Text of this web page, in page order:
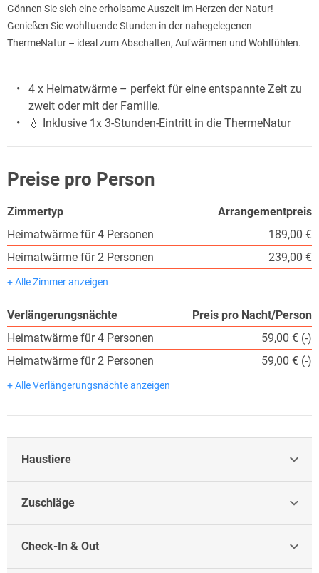
Gönnen Sie sich eine erholsame Auszeit im Herzen der Natur!
Genießen Sie wohltuende Stunden in der nahegelegenen
ThermeNatur – ideal zum Abschalten, Aufwärmen und Wohlfühlen.
4 x Heimatwärme – perfekt für eine entspannte Zeit zu
zweit oder mit der Familie.
💧 Inklusive 1x 3-Stunden-Eintritt in die ThermeNatur
Preise pro Person
Zimmertyp
Arrangementpreis
Heimatwärme für 4 Personen
189,00 €
Heimatwärme für 2 Personen
239,00 €
+ Alle Zimmer anzeigen
Verlängerungsnächte
Preis pro Nacht/Person
Heimatwärme für 4 Personen
59,00 € (-)
Heimatwärme für 2 Personen
59,00 € (-)
+ Alle Verlängerungsnächte anzeigen
Haustiere
Zuschläge
Check-In & Out